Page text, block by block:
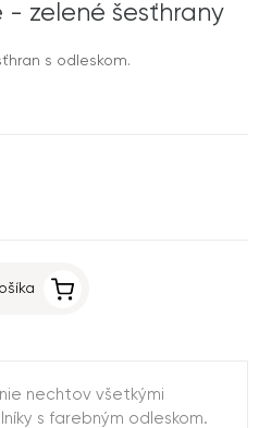
- zelené šesťhrany
s odleskom.
nechtov všetkými
s farebným odleskom.